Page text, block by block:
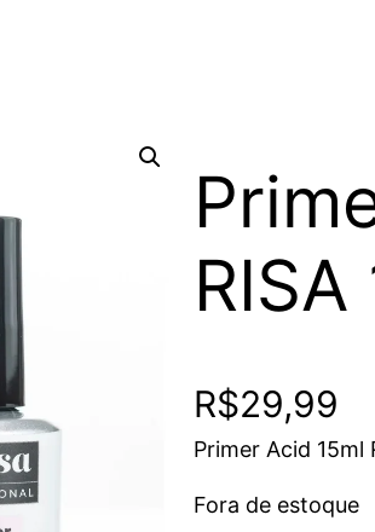
RISA
R$29,99
Primer Acid 15ml
Fora de estoque